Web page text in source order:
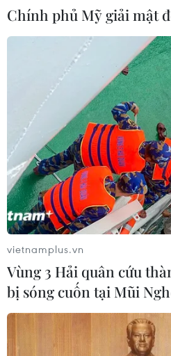
Chính phủ Mỹ giải mật
vietnamplus.vn
Vùng 3 Hải quân cứu
bị sóng cuốn tại Mũi